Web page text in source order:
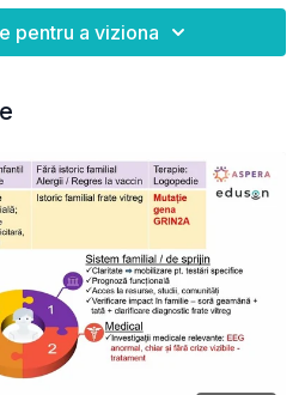
pentru a viziona